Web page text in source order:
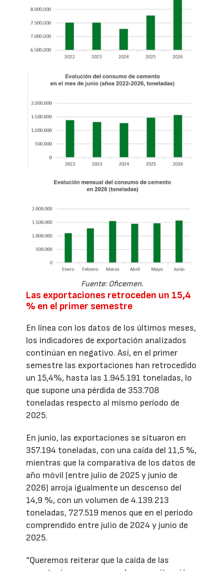
Fuente: Oficemen.
Las exportaciones retroceden un 15,4
% en el primer semestre
En línea con los datos de los últimos meses,
los indicadores de exportación analizados
continúan en negativo. Así, en el primer
semestre las exportaciones han retrocedido
un 15,4%, hasta las 1.945.191 toneladas, lo
que supone una pérdida de 353.708
toneladas respecto al mismo período de
2025.
En junio, las exportaciones se situaron en
357.194 toneladas, con una caída del 11,5 %,
mientras que la comparativa de los datos de
año móvil (entre julio de 2025 y junio de
2026) arroja igualmente un descenso del
14,9 %, con un volumen de 4.139.213
toneladas, 727.519 menos que en el periodo
comprendido entre julio de 2024 y junio de
2025.
“Queremos reiterar que la caída de las